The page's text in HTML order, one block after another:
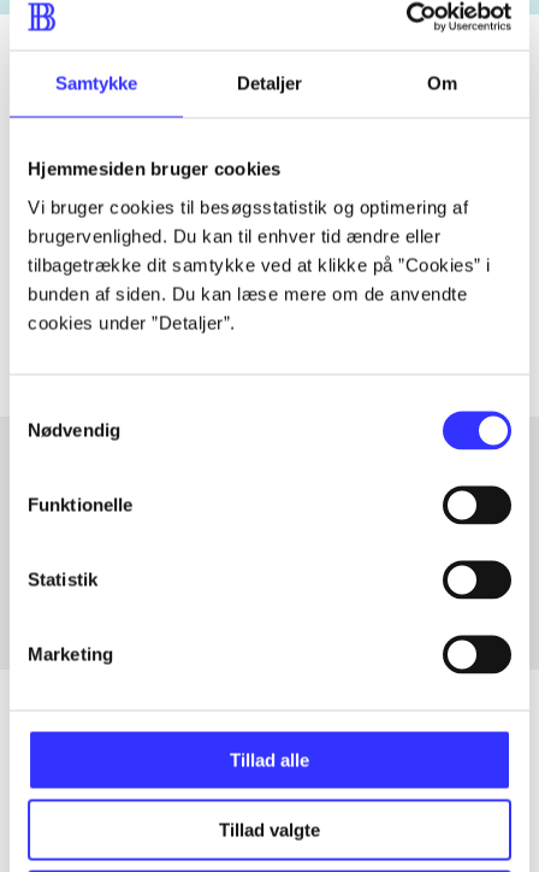
Samtykke Detaljer Om
Hjemmesiden bruger cookies
Vi bruger cookies til besøgsstatistik og optimering af
brugervenlighed. Du kan til enhver tid ændre eller
tilbagetrække dit samtykke ved at klikke på ”Cookies” i
bunden af siden. Du kan læse mere om de anvendte
cookies under ”Detaljer”.
Nødvendig
Funktionelle
Statistik
Marketing
Tillad alle
Tillad valgte
Artiklen er en del af
lorem ipsum dolor sit amet ...
Tidsskrift
Artiklerne ihandler ofte om
Artikler med samme emner
Artikler
Alle registrerede artikler fordelt på udgivelser